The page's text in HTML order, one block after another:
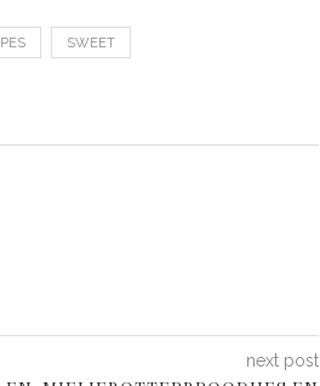
SWEET
next post